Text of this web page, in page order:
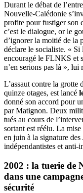
Durant le débat de
Nouvelle-Calédonie
profite pour fustiger son
c’est le dialogue, or le
d’ignorer la moitié de la
déclare le socialiste. « Si
encouragé le FLNKS et
n’en serions pas là », lui
L’assaut contre la grotte
quinze otages, est lancé
donné son accord pour
par Matignon. Deux
tués au cours de
sortant est réélu. La
en juin à la signature
indépendantistes et anti-
2002 : la tuerie de
dans une
sécurité